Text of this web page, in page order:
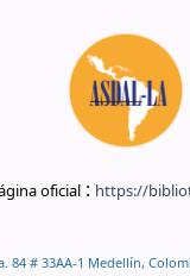
oficial : https://
84 # 33AA-1 Medellín,